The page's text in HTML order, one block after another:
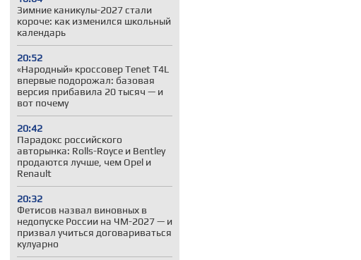
Зимние каникулы-2027 стали
короче: как изменился школьный
календарь
20:52
«Народный» кроссовер Tenet T4L
впервые подорожал: базовая
версия прибавила 20 тысяч — и
вот почему
20:42
Парадокс российского
авторынка: Rolls-Royce и Bentley
продаются лучше, чем Opel и
Renault
20:32
Фетисов назвал виновных в
недопуске России на ЧМ-2027 — и
призвал учиться договариваться
кулуарно